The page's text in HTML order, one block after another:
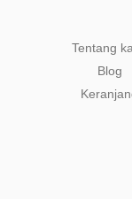
Tentang
Blog